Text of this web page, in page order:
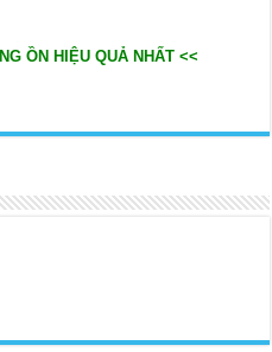
ỒN HIỆU QUẢ NHẤT <<